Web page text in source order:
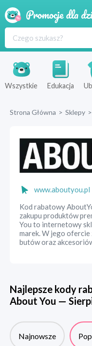
Wszystkie Edukacja
Strona Główna > Sklepy >
www.aboutyou.pl
Kod rabatowy
zakupu produktów
You to internetowy
marek. W jego
butów oraz
Najlepsze kody
About You —
Najnowsze